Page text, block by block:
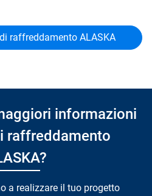
raffreddamento ALASKA
informazioni
raffreddamento
a realizzare il tuo progetto